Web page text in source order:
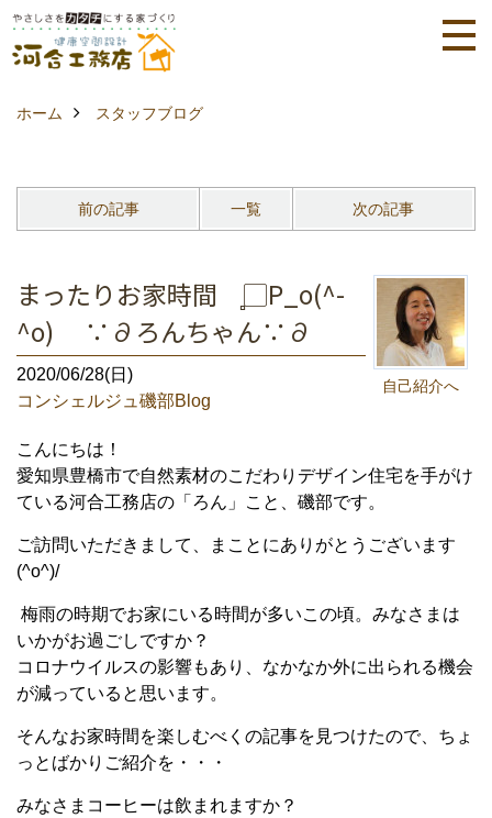
ホーム スタッフブログ
前の記事 一覧 次の記事
自己紹介へ
まったりお家時間 ̻▢P_o(^-
^o) ∵∂ろんちゃん∵∂
2020/06/28(日)
コンシェルジュ磯部Blog
こんにちは！
愛知県豊橋市で自然素材のこだわりデザイン住宅を手がけ
ている河合工務店の「ろん」こと、磯部です。
ご訪問いただきまして、まことにありがとうございます
(^o^)/
梅雨の時期でお家にいる時間が多いこの頃。みなさまは
いかがお過ごしですか？
コロナウイルスの影響もあり、なかなか外に出られる機会
が減っていると思います。
そんなお家時間を楽しむべくの記事を見つけたので、ちょ
っとばかりご紹介を・・・
みなさまコーヒーは飲まれますか？